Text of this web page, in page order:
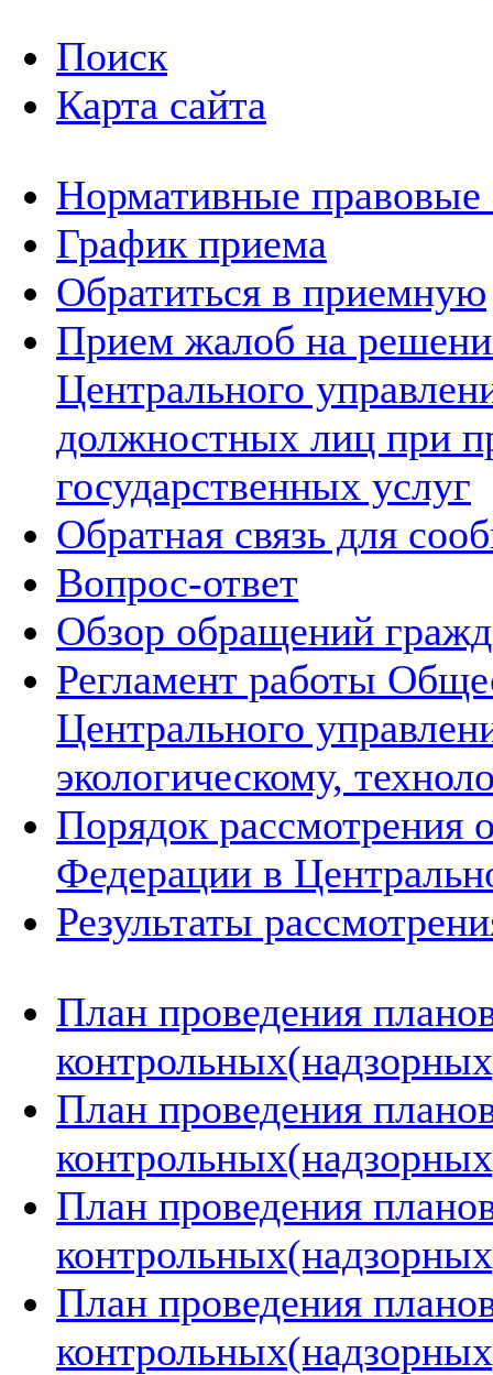
Поиск
Карта сайта
Нормативные правовые
График приема
Обратиться в приемную
Прием жалоб на
Центрального
должностных лиц при
государственных услуг
Обратная связь для
Вопрос-ответ
Обзор обращений
Регламент работы
Центрального
экологическому,
Порядок рассмотрения
Федерации в
Результаты
План проведения
План проведения
План проведения
План проведения